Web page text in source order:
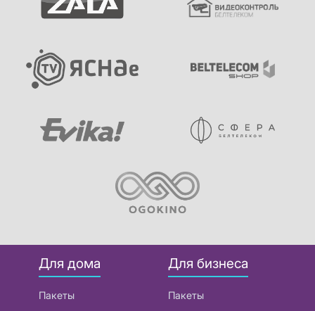
Для дома
Пакеты
Для бизнеса
Пакеты